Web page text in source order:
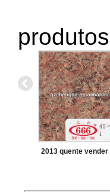
2013 quente vender